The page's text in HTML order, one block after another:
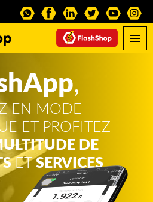
,
EN MODE
ET PROFITEZ
DE
ET SERVICES